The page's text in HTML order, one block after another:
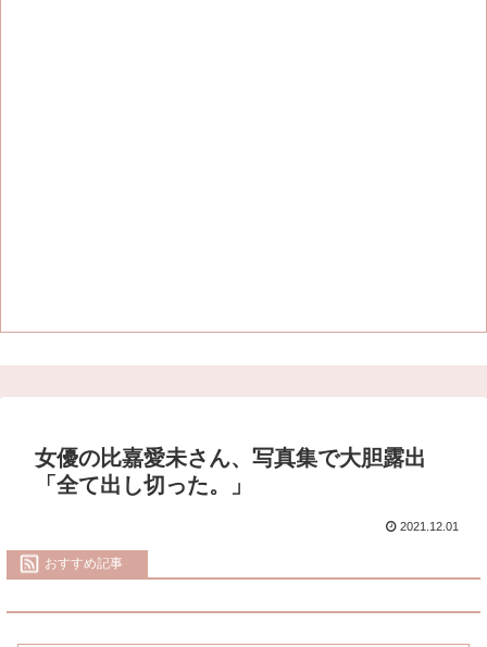
女優の比嘉愛未さん、写真集で大胆露出
「全て出し切った。」
2021.12.01
おすすめ記事